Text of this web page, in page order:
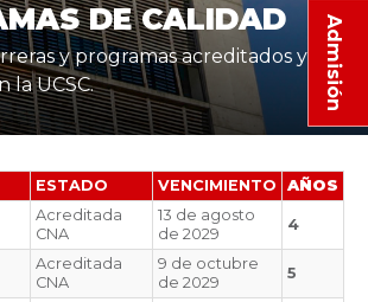
Admisión
DE CALIDAD
y programas acreditados y
la UCSC.
ESTADO VENCIMIENTO AÑOS
Acreditada
CNA
13 de agosto
de 2029
4
Acreditada
CNA
9 de octubre
de 2029
5